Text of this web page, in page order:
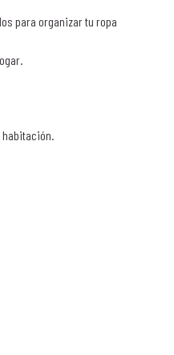
para organizar tu ropa
habitación.